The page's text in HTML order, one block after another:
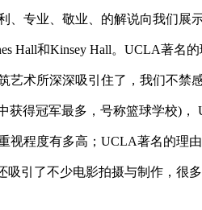
、专业、敬业、的解说向我们展
Hall和Kinsey Hall。 UCLA著名
艺术所深深吸引住了，我们不禁
获得冠军最多，号称篮球学校) ，
视程度有多高； UCLA著名的理
吸引了不少电影拍摄与制作，很